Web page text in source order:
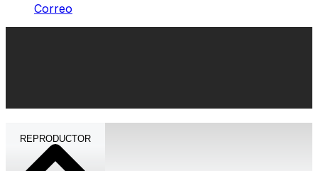
Correo
REPRODUCTOR